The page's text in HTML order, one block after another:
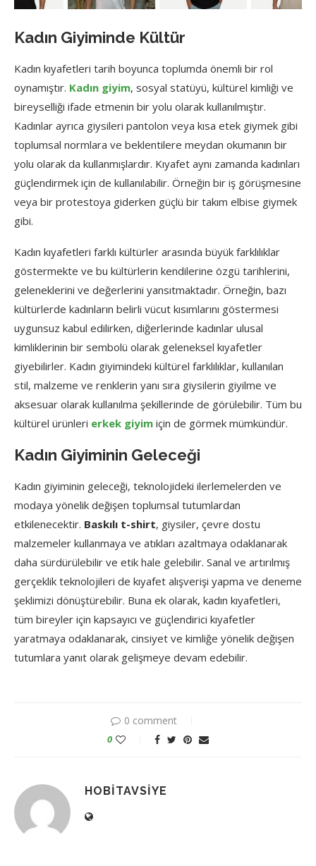
Kadın Giyiminde Kültür
Kadın kıyafetleri tarih boyunca toplumda önemli bir rol
oynamıştır. Kadın giyim, sosyal statüyü, kültürel kimliği ve
bireyselliği ifade etmenin bir yolu olarak kullanılmıştır.
Kadınlar ayrıca giysileri pantolon veya kısa etek giymek gibi
toplumsal normlara ve beklentilere meydan okumanın bir
yolu olarak da kullanmışlardır. Kıyafet aynı zamanda kadınları
güçlendirmek için de kullanılabilir. Örneğin bir iş görüşmesine
veya bir protestoya giderken güçlü bir takım elbise giymek
gibi.
Kadın kıyafetleri farklı kültürler arasında büyük farklılıklar
göstermekte ve bu kültürlerin kendilerine özgü tarihlerini,
geleneklerini ve değerlerini yansıtmaktadır. Örneğin, bazı
kültürlerde kadınların belirli vücut kısımlarını göstermesi
uygunsuz kabul edilirken, diğerlerinde kadınlar ulusal
kimliklerinin bir sembolü olarak geleneksel kıyafetler
giyebilirler. Kadın giyimindeki kültürel farklılıklar, kullanılan
stil, malzeme ve renklerin yanı sıra giysilerin giyilme ve
aksesuar olarak kullanılma şekillerinde de görülebilir. Tüm bu
kültürel ürünleri erkek giyim için de görmek mümkündür.
Kadın Giyiminin Geleceği
Kadın giyiminin geleceği, teknolojideki ilerlemelerden ve
modaya yönelik değişen toplumsal tutumlardan
etkilenecektir. Baskılı t-shirt, giysiler, çevre dostu
malzemeler kullanmaya ve atıkları azaltmaya odaklanarak
daha sürdürülebilir ve etik hale gelebilir. Sanal ve artırılmış
gerçeklik teknolojileri de kıyafet alışverişi yapma ve deneme
şeklimizi dönüştürebilir. Buna ek olarak, kadın kıyafetleri,
tüm bireyler için kapsayıcı ve güçlendirici kıyafetler
yaratmaya odaklanarak, cinsiyet ve kimliğe yönelik değişen
tutumlara yanıt olarak gelişmeye devam edebilir.
0 comment
0
HOBITAVSIYE